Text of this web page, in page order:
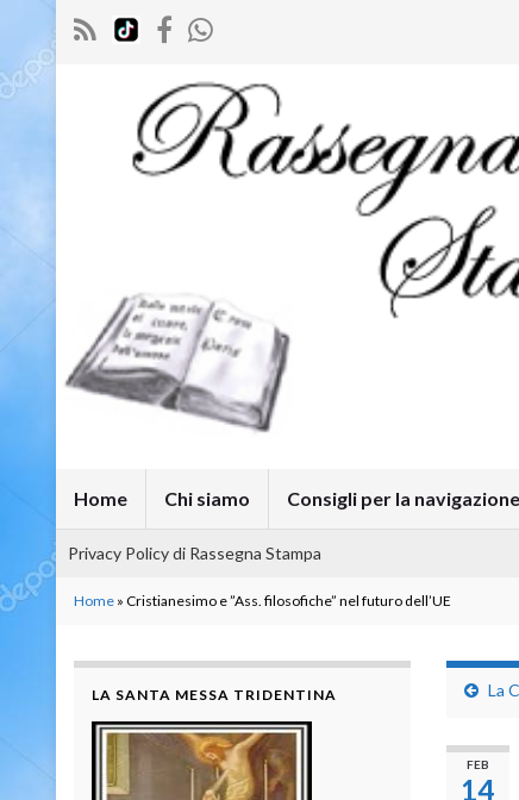
Home Chi siamo Consigli per la navigazione
Privacy Policy di Rassegna Stampa
Home » Cristianesimo e ”Ass. filosofiche” nel futuro dell’UE
La
FEB
14
LA SANTA MESSA TRIDENTINA